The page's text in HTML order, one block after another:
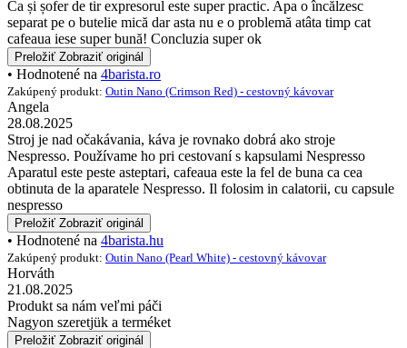
Ca și șofer de tir expresorul este super practic. Apa o încălzesc
separat pe o butelie mică dar asta nu e o problemă atâta timp cat
cafeaua iese super bună! Concluzia super ok
Preložiť Zobraziť originál
• Hodnotené na 4barista.ro
Zakúpený produkt: Outin Nano (Crimson Red) - cestovný kávovar
Angela
28.08.2025
Stroj je nad očakávania, káva je rovnako dobrá ako stroje
Nespresso. Používame ho pri cestovaní s kapsulami Nespresso
Aparatul este peste asteptari, cafeaua este la fel de buna ca cea
obtinuta de la aparatele Nespresso. Il folosim in calatorii, cu capsule
nespresso
Preložiť Zobraziť originál
• Hodnotené na 4barista.hu
Zakúpený produkt: Outin Nano (Pearl White) - cestovný kávovar
Horváth
21.08.2025
Produkt sa nám veľmi páči
Nagyon szeretjük a terméket
Preložiť Zobraziť originál